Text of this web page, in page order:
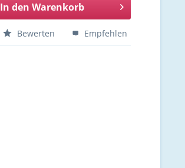
In den Warenkorb
Bewerten Empfehlen